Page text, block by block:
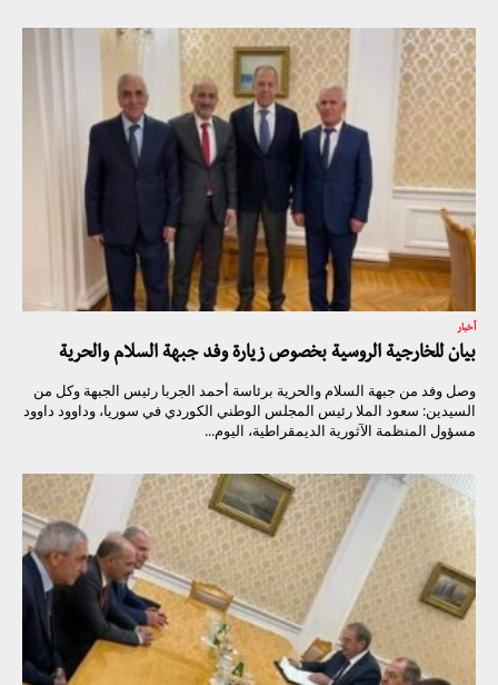
أخبار
بيان للخارجية الروسية بخصوص زيارة وفد جبهة السلام والحرية
وصل وفد من جبهة السلام والحرية برئاسة أحمد الجربا رئيس الجبهة وكل من
السيدين: سعود الملا رئيس المجلس الوطني الكوردي في سوريا، وداوود داوود
مسؤول المنظمة الآثورية الديمقراطية، اليوم...